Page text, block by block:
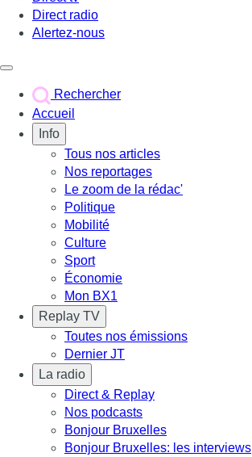
Direct radio
Alertez-nous
Rechercher
Accueil
Info
Tous nos articles
Nos reportages
Le zoom de la rédac'
Politique
Mobilité
Culture
Sport
Économie
Mon BX1
Replay TV
Toutes nos émissions
Dernier JT
La radio
Direct & Replay
Nos podcasts
Bonjour Bruxelles
Bonjour Bruxelles: les interviews